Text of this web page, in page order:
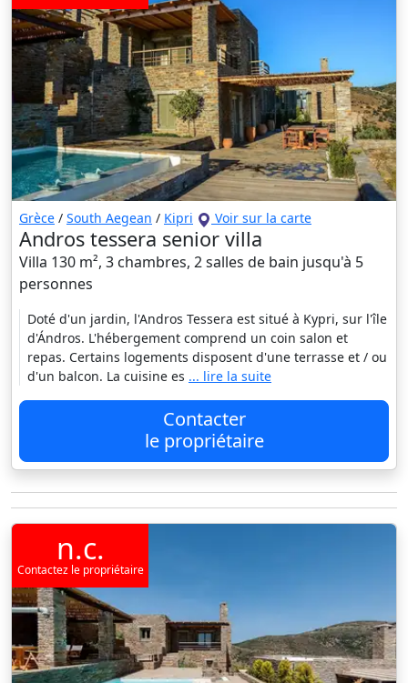
Grèce / South Aegean / Kipri Voir sur la carte
Andros tessera senior villa
Villa 130 m², 3 chambres, 2 salles de bain jusqu'à 5
personnes
Doté d'un jardin, l'Andros Tessera est situé à Kypri, sur l'île
d'Ándros. L'hébergement comprend un coin salon et
repas. Certains logements disposent d'une terrasse et / ou
d'un balcon. La cuisine es ... lire la suite
Contacter
le propriétaire
n.c.
Contactez le propriétaire